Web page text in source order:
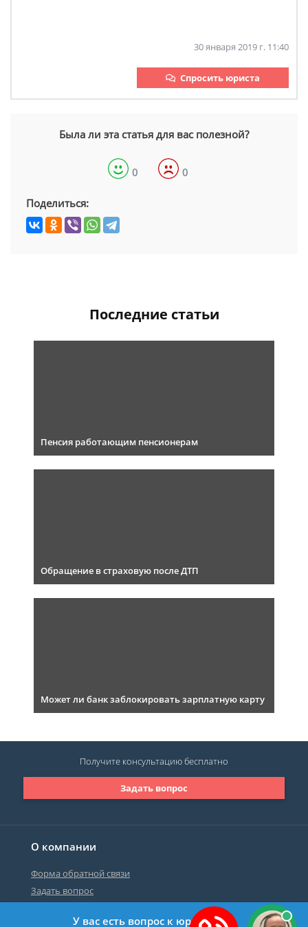
30 января 2019 г. 11:40
Спросить юриста
Была ли эта статья для вас полезной?
0 0
Поделиться:
Последние статьи
Пенсия работающим пенсионерам
Обращение в страховую после ДТП
Может ли банк заблокировать зарплатную карту
О компании
Форма обратной связи
Задать вопрос
Задать вопрос
Получите консультациюбесплатно
У вас есть вопрос к юристу?